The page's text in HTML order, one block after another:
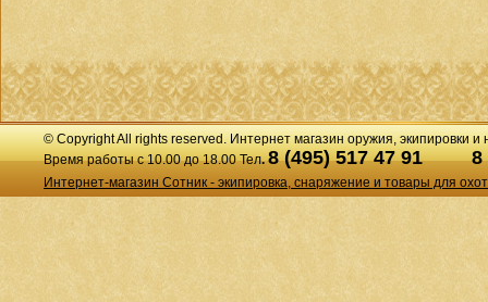
© Copyright All rights reserved. Интернет магазин оружия, экипировки и
Время работы с 10.00 до 18.00 Тел. 8 (495) 517 47 918
Интернет-магазин Сотник - экипировка, снаряжение и товары для